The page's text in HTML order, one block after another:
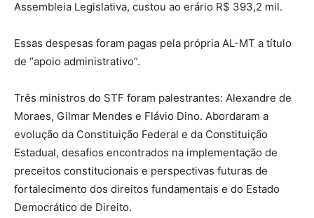
Assembleia Legislativa, custou ao erário R$ 393,2 mil.
Essas despesas foram pagas pela própria AL-MT a título
de “apoio administrativo”.
Três ministros do STF foram palestrantes: Alexandre de
Moraes, Gilmar Mendes e Flávio Dino. Abordaram a
evolução da Constituição Federal e da Constituição
Estadual, desafios encontrados na implementação de
preceitos constitucionais e perspectivas futuras de
fortalecimento dos direitos fundamentais e do Estado
Democrático de Direito.